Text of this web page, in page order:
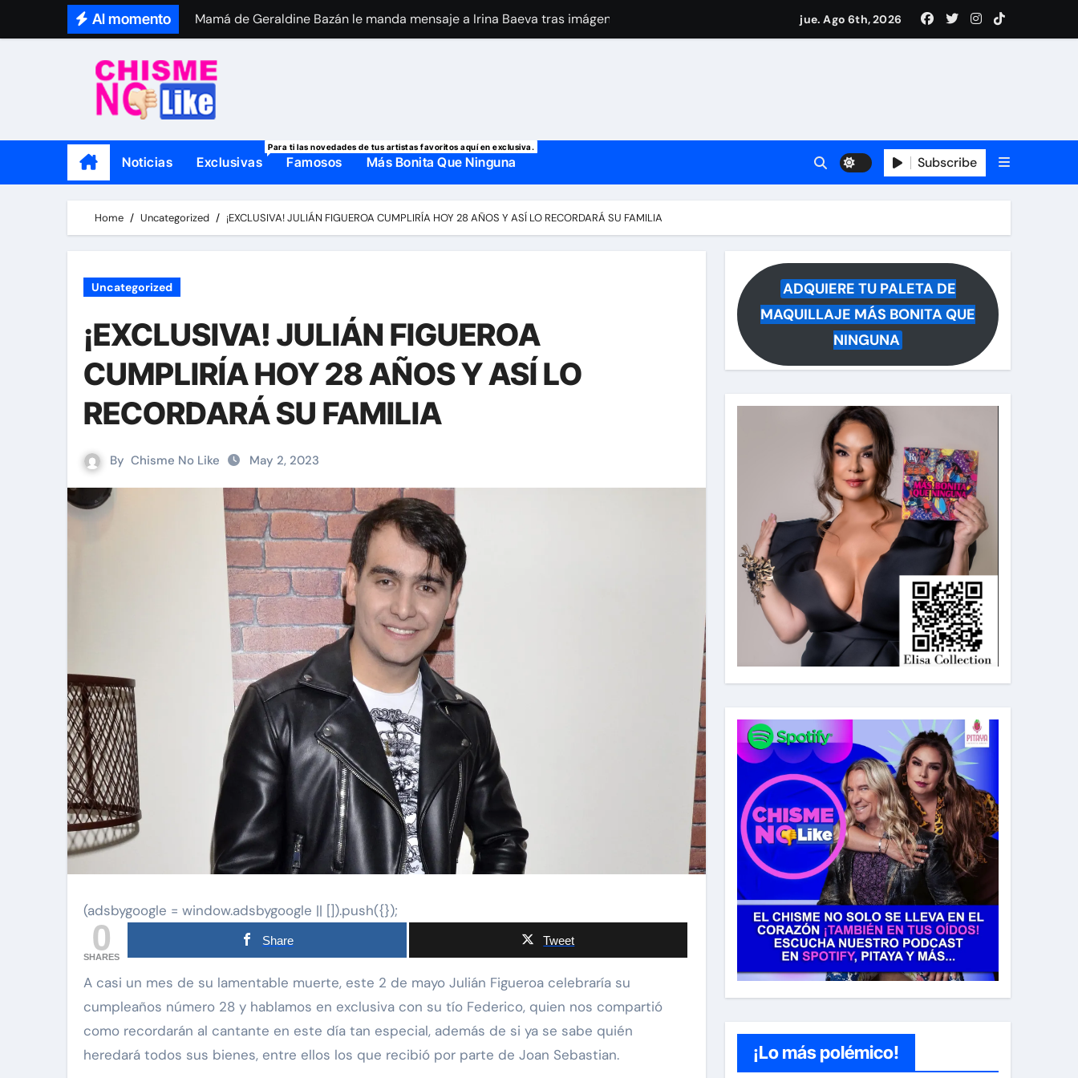
Al momento
Mamá de Geraldine Bazán le manda mensaje a Irina Baeva tras imágenes junto a Giovanni Medina y revela lo que muchos querían saber
jue. Ago 6th, 2026
Noticias Exclusivas
Para ti las novedades de tus artistas favoritos aquí en exclusiva.
Famosos Más Bonita Que Ninguna Subscribe
Home Uncategorized ¡EXCLUSIVA! JULIÁN FIGUEROA CUMPLIRÍA HOY 28 AÑOS Y ASÍ LO RECORDARÁ SU FAMILIA
Uncategorized
¡EXCLUSIVA! JULIÁN FIGUEROA
CUMPLIRÍA HOY 28 AÑOS Y ASÍ LO
RECORDARÁ SU FAMILIA
By Chisme No Like May 2, 2023
(adsbygoogle = window.adsbygoogle || []).push({});
0
SHARES
Share Tweet
A casi un mes de su lamentable muerte, este 2 de mayo Julián Figueroa celebraría su
cumpleaños número 28 y hablamos en exclusiva con su tío Federico, quien nos compartió
como recordarán al cantante en este día tan especial, además de si ya se sabe quién
heredará todos sus bienes, entre ellos los que recibió por parte de Joan Sebastian.
ADQUIERE TU PALETA DE
MAQUILLAJE MÁS BONITA QUE
NINGUNA
¡Lo más polémico!